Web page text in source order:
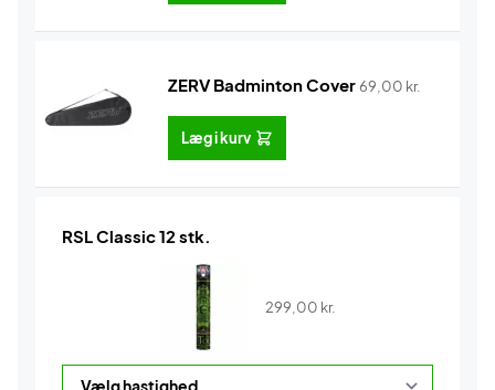
ZERV Badminton Cover69,00 kr.
Læg i kurv
RSL Classic 12 stk.
299,00 kr.